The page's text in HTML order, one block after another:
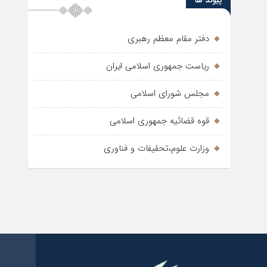
دفتر مقام معظم رهبری
ریاست جمهوری اسلامی ایران
مجلس شورای اسلامی
قوه قضائیه جمهوری اسلامی
وزارت علوم،تحقیفات و فناوری